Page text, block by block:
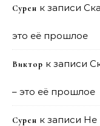
Сурен к записи
это её прошлое
Виктор к записи
– это её прошлое
Сурен к записи Не